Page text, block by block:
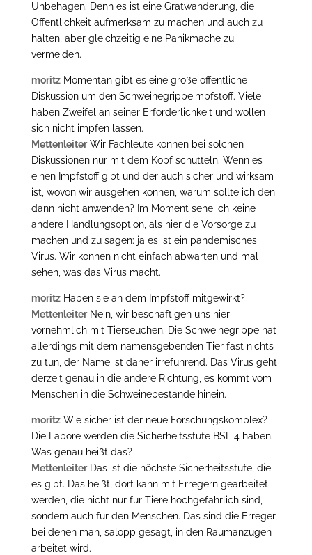
Unbehagen. Denn es ist eine Gratwanderung, die
Öffentlichkeit aufmerksam zu machen und auch zu
halten, aber gleichzeitig eine Panikmache zu
vermeiden.
moritzMomentan gibt es eine große öffentliche
Diskussion um den Schweinegrippeimpfstoff. Viele
haben Zweifel an seiner Erforderlichkeit und wollen
sich nicht impfen lassen.
MettenleiterWir Fachleute können bei solchen
Diskussionen nur mit dem Kopf schütteln. Wenn es
einen Impfstoff gibt und der auch sicher und wirksam
ist, wovon wir ausgehen können, warum sollte ich den
dann nicht anwenden? Im Moment sehe ich keine
andere Handlungsoption, als hier die Vorsorge zu
machen und zu sagen: ja es ist ein pandemisches
Virus. Wir können nicht einfach abwarten und mal
sehen, was das Virus macht.
moritzHaben sie an dem Impfstoff mitgewirkt?
MettenleiterNein, wir beschäftigen uns hier
vornehmlich mit Tierseuchen. Die Schweinegrippe hat
allerdings mit dem namensgebenden Tier fast nichts
zu tun, der Name ist daher irreführend. Das Virus geht
derzeit genau in die andere Richtung, es kommt vom
Menschen in die Schweinebestände hinein.
moritzWie sicher ist der neue Forschungskomplex?
Die Labore werden die Sicherheitsstufe BSL 4 haben.
Was genau heißt das?
MettenleiterDas ist die höchste Sicherheitsstufe, die
es gibt. Das heißt, dort kann mit Erregern gearbeitet
werden, die nicht nur für Tiere hochgefährlich sind,
sondern auch für den Menschen. Das sind die Erreger,
bei denen man, salopp gesagt, in den Raumanzügen
arbeitet wird.